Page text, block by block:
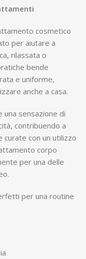
cosmetico
per aiutare a
rilassata o
bende
e uniforme,
anche a casa.
una sensazione di
contribuendo a
curate con un utilizzo
corpo
per una delle
per una routine